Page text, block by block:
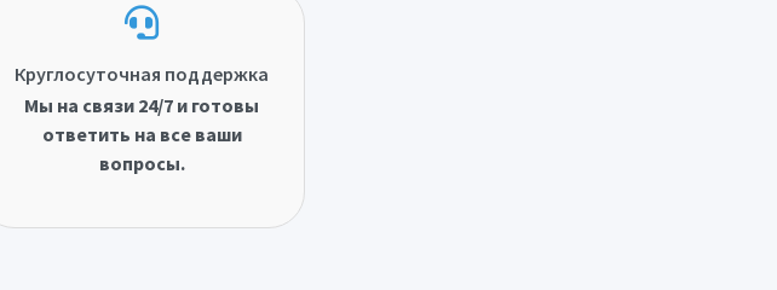
Круглосуточная поддержка
Мы на связи 24/7 и готовы
ответить на все ваши
вопросы.